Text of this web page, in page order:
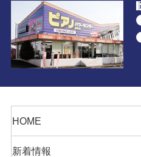
HOME
新着情報